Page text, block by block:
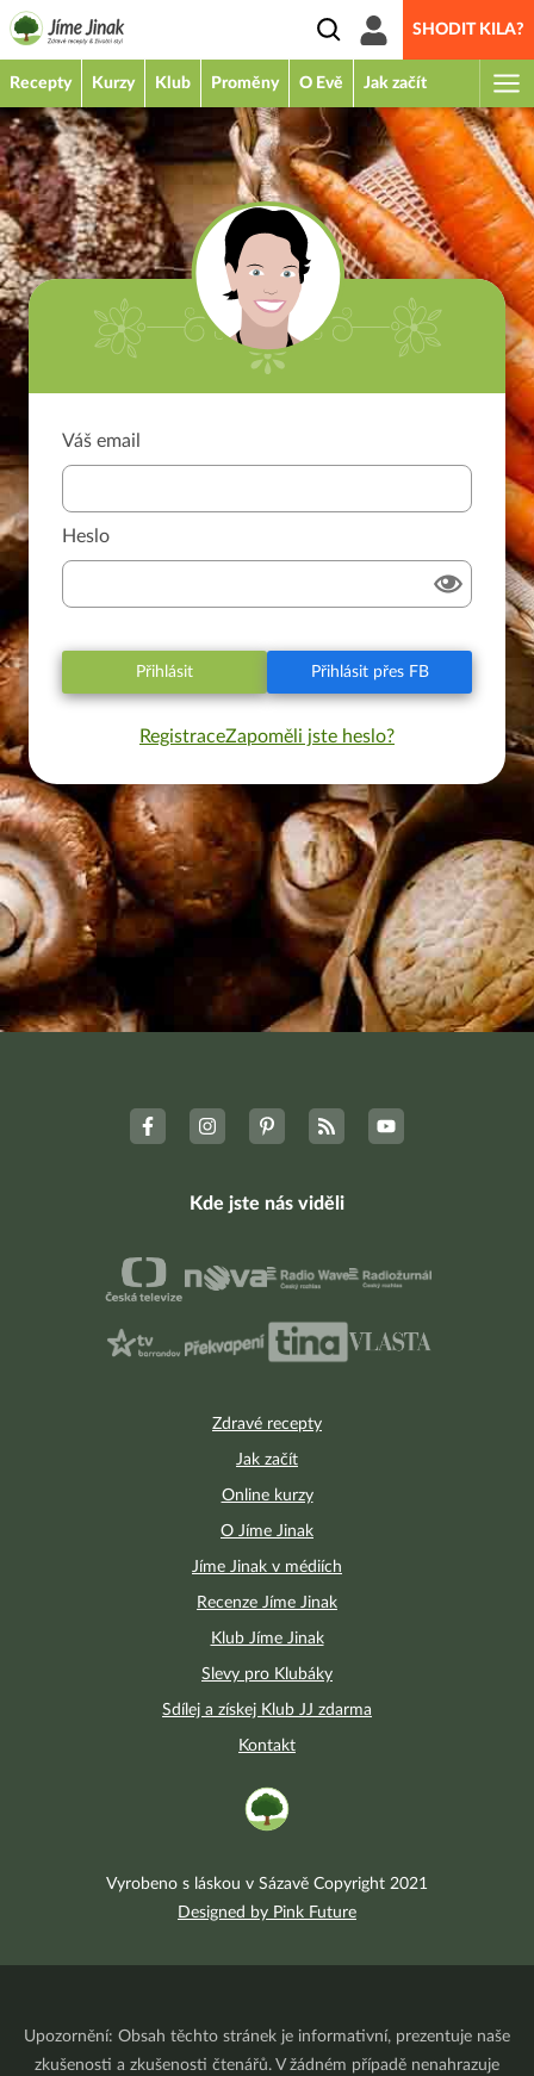
SHODIT KILA?
Recepty Kurzy Klub Proměny O Evě Jak začít
Váš email
Heslo
Přihlásit Přihlásit přes FB
RegistraceZapoměli jste heslo?
Zdravé recepty
Jak začít
Online kurzy
O Jíme Jinak
Jíme Jinak v médiích
Recenze Jíme Jinak
Klub Jíme Jinak
Slevy pro Klubáky
Sdílej a získej Klub JJ zdarma
Kontakt
Kde jste nás viděli
Vyrobeno s láskou v Sázavě Copyright 2021
Designed by Pink Future
Upozornění: Obsah těchto stránek je informativní, prezentuje naše
zkušenosti a zkušenosti čtenářů. V žádném případě nenahrazuje